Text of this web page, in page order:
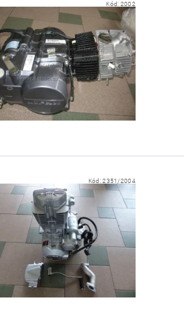
Kód: 2002
Kód:2351/2004